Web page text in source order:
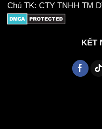
Chủ TK: CTY TNHH TM
KẾT